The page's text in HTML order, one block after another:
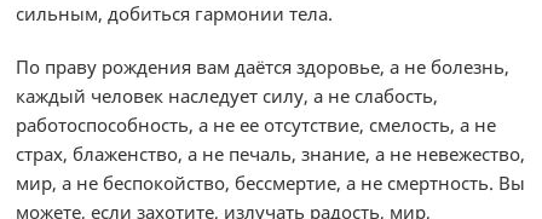
сильным, добиться гармонии тела.
По праву рождения вам даётся здоровье, а не болезнь,
каждый человек наследует силу, а не слабость,
работоспособность, а не ее отсутствие, смелость, а не
страх, блаженство, а не печаль, знание, а не невежество,
мир, а не беспокойство, бессмертие, а не смертность. Вы
можете, если захотите, излучать радость, мир,